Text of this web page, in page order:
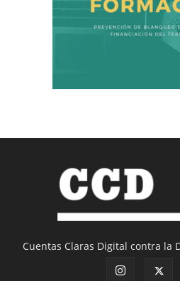
Cuentas Claras Digital contra la